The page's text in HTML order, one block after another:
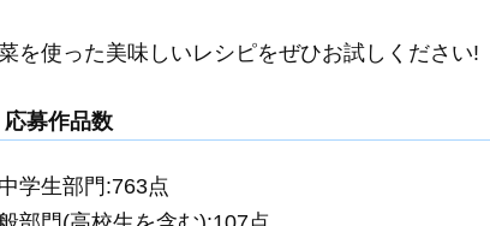
o
k
g
を使った美味しいレシピをぜひお試しください!
応募作品数
学生部門:763点